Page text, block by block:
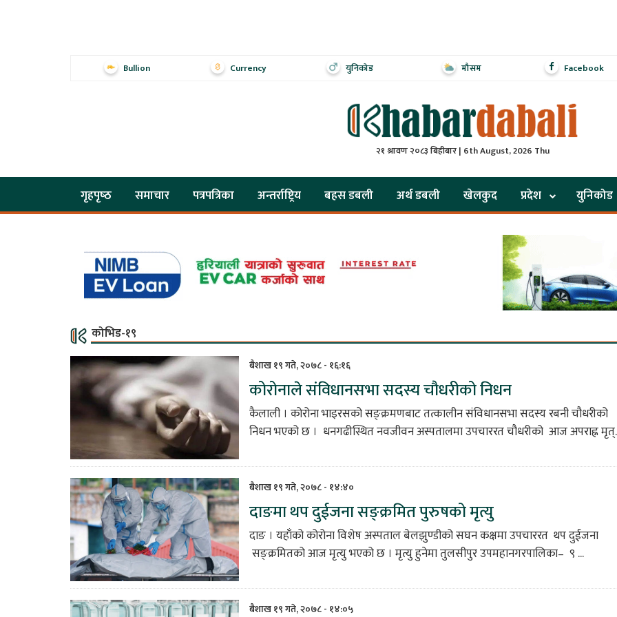
Bullion Currency युनिकोड मौसम Facebook
२१ श्रावण २०८३ बिहीबार | 6th August, 2026 Thu
गृहपृष्‍ठ समाचार पत्रपत्रिका अन्तर्राष्ट्रिय बहस डबली अर्थ डबली खेलकुद प्रदेश युनिकोड
कोभिड-१९
बैशाख १९ गते, २०७८ - १६:१६
कोरोनाले संविधानसभा सदस्य चौधरीको निधन
कैलाली । कोरोना भाइरसको सङ्क्रमणबाट तत्कालीन संविधानसभा सदस्य रबनी चौधरीको
निधन भएको छ । धनगढीस्थित नवजीवन अस्पतालमा उपचाररत चौधरीको आज अपराह्न
बैशाख १९ गते, २०७८ - १४:४०
दाङमा थप दुईजना सङ्क्रमित पुरुषको मृत्यु
दाङ । यहाँको कोरोना विशेष अस्पताल बेलझुण्डीको सघन कक्षमा उपचाररत थप दुईजना
सङ्क्रमितको आज मृत्यु भएको छ । मृत्यु हुनेमा तुलसीपुर उपमहानगरपालिका– ९ ...
बैशाख १९ गते, २०७८ - १४:०५